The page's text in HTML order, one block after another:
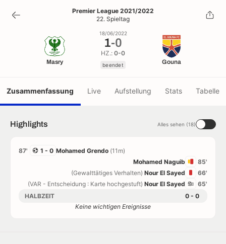
1-0
beendet
Premier League 2021/2022
22. Spieltag
Masry
18/06/2022
1-0
HZ.: 0-0
beendet Gouna
Zusammenfassung Live Aufstellung Stats Tabelle
Highlights Alles sehen (18)
87' 1 - 0 Mohamed Grendo (11m)
85'
Mohamed Naguib
66'
(Gewalttätiges Verhalten) Nour El Sayed
65'
(VAR - Entscheidung : Karte hochgestuft) Nour El Sayed
HALBZEIT
0 - 0
Keine wichtigen Ereignisse